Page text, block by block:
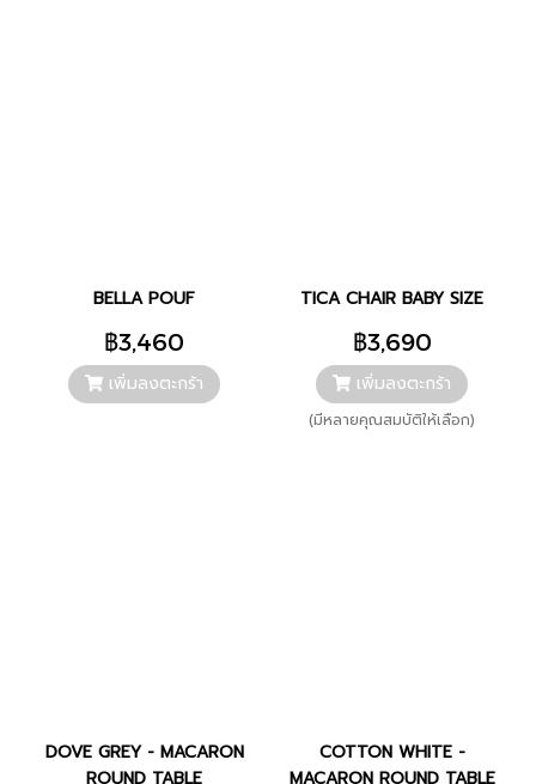
BELLA POUF
฿3,460
เพิ่มลงตะกร้า
TICA CHAIR BABY SIZE
฿3,690
เพิ่มลงตะกร้า
(มีหลายคุณสมบัติให้เลือก)
DOVE GREY - MACARON
ROUND TABLE
COTTON WHITE -
MACARON ROUND TABLE